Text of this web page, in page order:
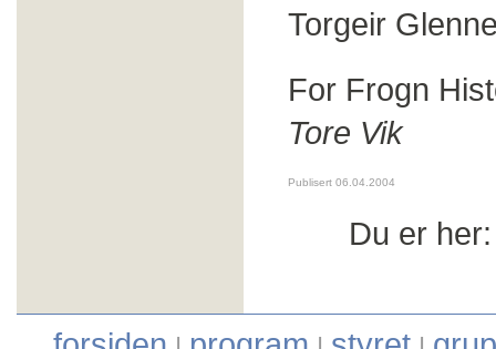
Torgeir
For Frogn
Tore Vik
Publisert 06.04.2004
Du er